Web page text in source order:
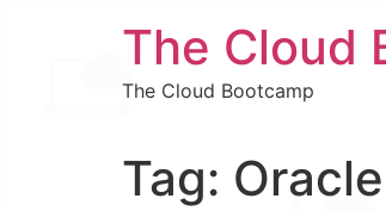
The Cloud
The Cloud Bootcamp
Tag: